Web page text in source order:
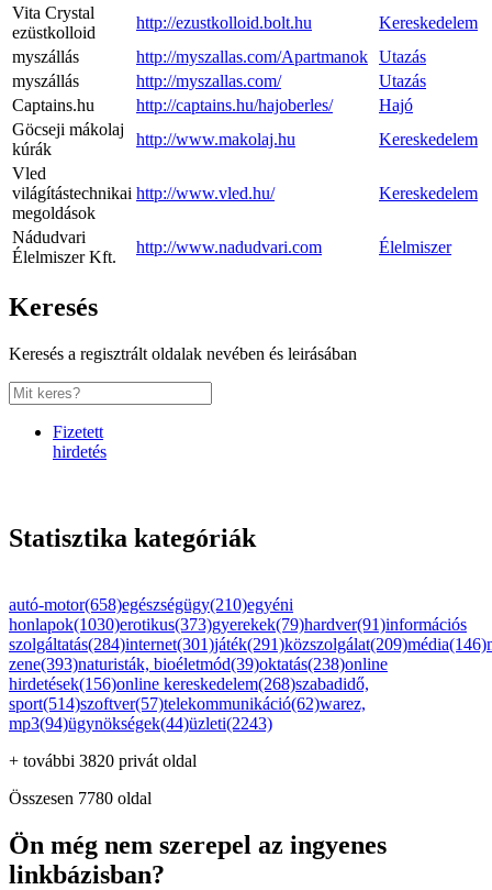
Vita Crystal
ezüstkolloid
http://ezustkolloid.bolt.hu
Kereskedelem
myszállás
http://myszallas.com/Apartmanok Utazás
myszállás
http://myszallas.com/
Utazás
Captains.hu
http://captains.hu/hajoberles/
Hajó
Göcseji mákolaj
kúrák
http://www.makolaj.hu
Kereskedelem
Vled
világítástechnikai
megoldások
http://www.vled.hu/ Kereskedelem
Nádudvari
Élelmiszer Kft.
http://www.nadudvari.com Élelmiszer
Keresés
Keresés a regisztrált oldalak nevében és leirásában
Fizetett
hirdetés
Statisztika kategóriák
autó-motor(658)egészségügy(210)egyéni
honlapok(1030)erotikus(373)gyerekek(79)hardver(91)információs
szolgáltatás(284)internet(301)játék(291)közszolgálat(209)média(146)
zene(393)naturisták, bioéletmód(39)oktatás(238)online
hirdetések(156)online kereskedelem(268)szabadidő,
sport(514)szoftver(57)telekommunikáció(62)warez,
mp3(94)ügynökségek(44)üzleti(2243)
+ további 3820 privát oldal
Összesen 7780 oldal
Ön még nem szerepel az ingyenes
linkbázisban?